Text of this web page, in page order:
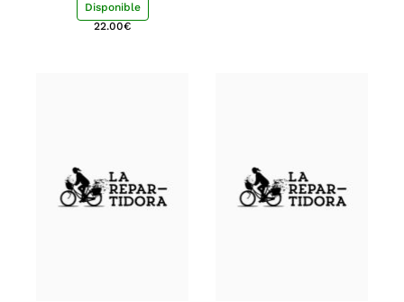
Disponible
22.00€